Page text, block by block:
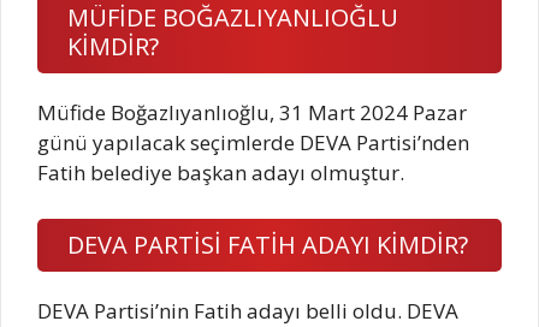
MÜFİDE BOĞAZLIYANLIOĞLU
KİMDİR?
Müfide Boğazlıyanlıoğlu, 31 Mart 2024 Pazar
günü yapılacak seçimlerde DEVA Partisi’nden
Fatih belediye başkan adayı olmuştur.
DEVA PARTİSİ FATİH ADAYI KİMDİR?
DEVA Partisi’nin Fatih adayı belli oldu. DEVA